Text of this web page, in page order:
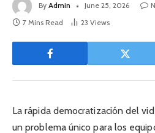
By Admin June 25, 2026
7 Mins Read
23 Views
La rápida democratización del
un problema único para los